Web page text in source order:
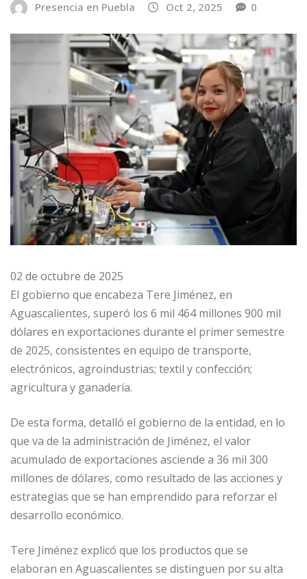
Presencia en Puebla Oct 2, 2025 0
02 de octubre de 2025
El gobierno que encabeza Tere Jiménez, en
Aguascalientes, superó los 6 mil 464 millones 900 mil
dólares en exportaciones durante el primer semestre
de 2025, consistentes en equipo de transporte,
electrónicos, agroindustrias; textil y confección;
agricultura y ganadería.
De esta forma, detalló el gobierno de la entidad, en lo
que va de la administración de Jiménez, el valor
acumulado de exportaciones asciende a 36 mil 300
millones de dólares, como resultado de las acciones y
estrategias que se han emprendido para reforzar el
desarrollo económico.
Tere Jiménez explicó que los productos que se
elaboran en Aguascalientes se distinguen por su alta